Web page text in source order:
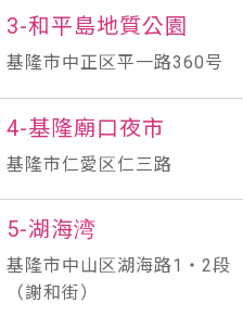
3-和平島地質公園
基隆市中正区平一路360号
4-基隆廟口夜市
基隆市仁愛区仁三路
5-湖海湾
基隆市中山区湖海路1・2段
（謝和街）